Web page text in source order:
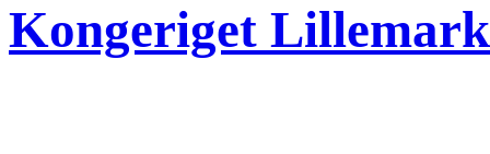
Kongeriget Lillemark